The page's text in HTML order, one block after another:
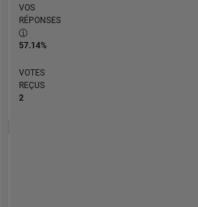
VOS
RÉPONSES
57.14%
VOTES
REÇUS
2